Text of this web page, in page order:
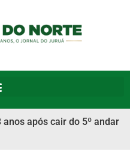
após cair do 5º andar